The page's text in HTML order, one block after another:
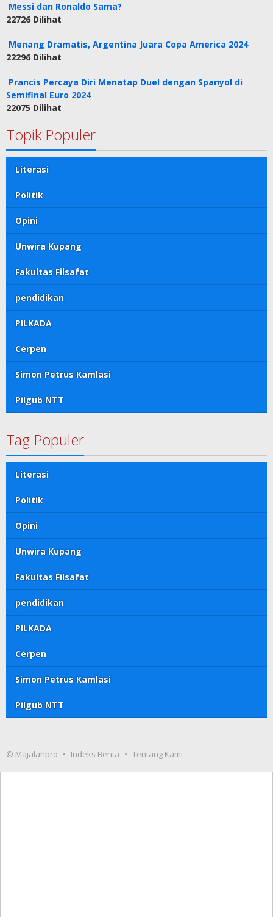
Messi dan Ronaldo Sama?
22726 Dilihat
Menang Dramatis, Argentina Juara Copa America 2024
22296 Dilihat
Prancis Percaya Diri Menatap Duel dengan Spanyol di
Semifinal Euro 2024
22075 Dilihat
Topik Populer
Literasi
Politik
Opini
Unwira Kupang
Fakultas Filsafat
pendidikan
PILKADA
Cerpen
Simon Petrus Kamlasi
Pilgub NTT
Tag Populer
Literasi
Politik
Opini
Unwira Kupang
Fakultas Filsafat
pendidikan
PILKADA
Cerpen
Simon Petrus Kamlasi
Pilgub NTT
© Majalahpro Indeks Berita Tentang Kami